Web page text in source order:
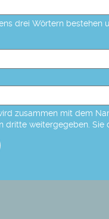
drei Wörtern bestehen
zusammen mit dem
dritte weitergegeben.